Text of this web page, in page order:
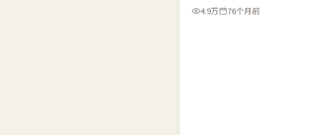
4.9万
76个月前